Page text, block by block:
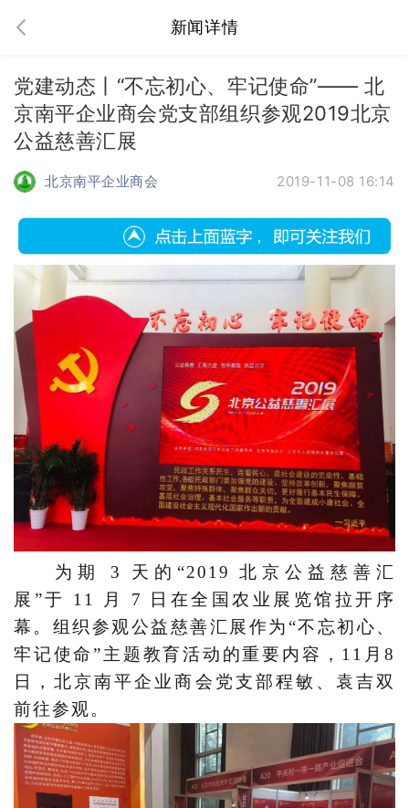
新闻详情
党建动态丨“不忘初心、牢记使命”—— 北
京南平企业商会党支部组织参观2019北京
公益慈善汇展
北京南平企业商会 2019-11-08 16:14
为期
3 天的“2019 北京公益慈善汇
展”于 11 月 7 日在全国农业展览馆拉开序
幕 。组织参观公益慈善汇展作为 “不忘初心、
牢记使命”主题教育活动的重要内容， 11月8
日，北京南平企业商会党支部程敏、袁吉双
前往参观。